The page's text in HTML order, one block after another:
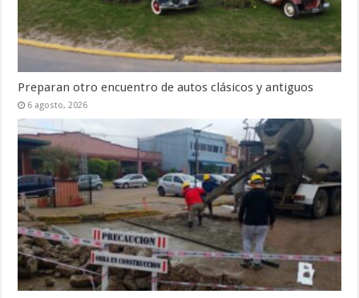
Preparan otro encuentro de autos clásicos y antiguos
6 agosto, 2026